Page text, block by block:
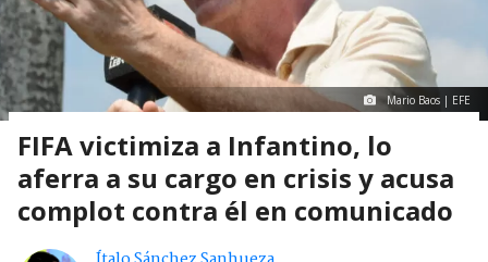
Mario Baos | EFE
FIFA victimiza a Infantino, lo
aferra a su cargo en crisis y acusa
complot contra él en comunicado